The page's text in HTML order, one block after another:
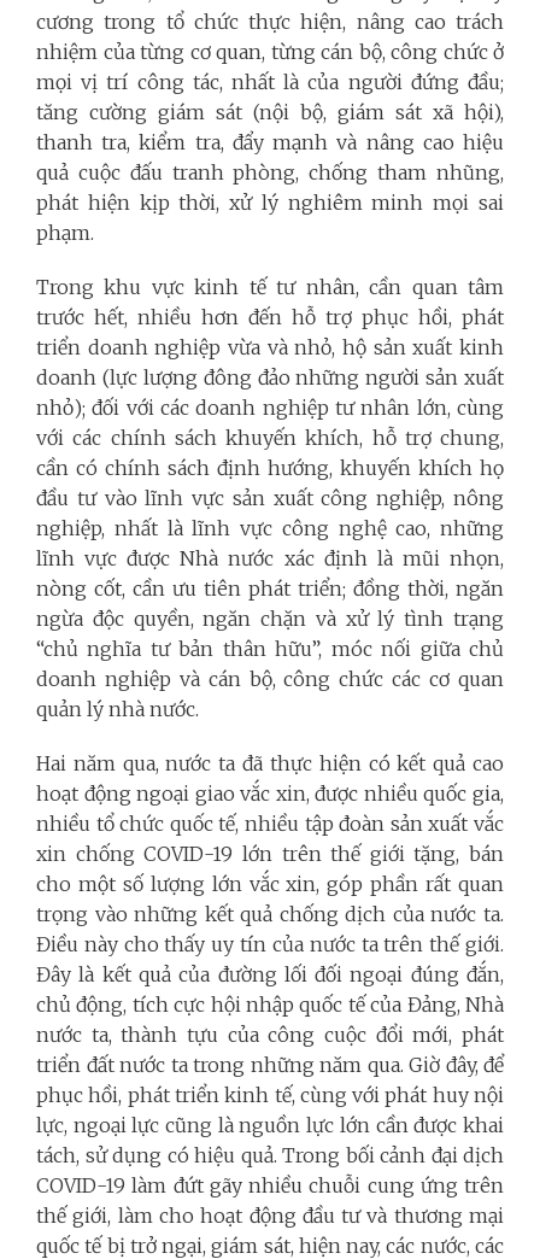
cương trong tổ chức thực hiện, nâng cao trách
nhiệm của từng cơ quan, từng cán bộ, công chức ở
mọi vị trí công tác, nhất là của người đứng đầu;
tăng cường giám sát (nội bộ, giám sát xã hội),
thanh tra, kiểm tra, đẩy mạnh và nâng cao hiệu
quả cuộc đấu tranh phòng, chống tham nhũng,
phát hiện kịp thời, xử lý nghiêm minh mọi sai
phạm.
Trong khu vực kinh tế tư nhân, cần quan tâm
trước hết, nhiều hơn đến hỗ trợ phục hồi, phát
triển doanh nghiệp vừa và nhỏ, hộ sản xuất kinh
doanh (lực lượng đông đảo những người sản xuất
nhỏ); đối với các doanh nghiệp tư nhân lớn, cùng
với các chính sách khuyến khích, hỗ trợ chung,
cần có chính sách định hướng, khuyến khích họ
đầu tư vào lĩnh vực sản xuất công nghiệp, nông
nghiệp, nhất là lĩnh vực công nghệ cao, những
lĩnh vực được Nhà nước xác định là mũi nhọn,
nòng cốt, cần ưu tiên phát triển; đồng thời, ngăn
ngừa độc quyền, ngăn chặn và xử lý tình trạng
“chủ nghĩa tư bản thân hữu”, móc nối giữa chủ
doanh nghiệp và cán bộ, công chức các cơ quan
quản lý nhà nước.
Hai năm qua, nước ta đã thực hiện có kết quả cao
hoạt động ngoại giao vắc xin, được nhiều quốc gia,
nhiều tổ chức quốc tế, nhiều tập đoàn sản xuất vắc
xin chống COVID-19 lớn trên thế giới tặng, bán
cho một số lượng lớn vắc xin, góp phần rất quan
trọng vào những kết quả chống dịch của nước ta.
Điều này cho thấy uy tín của nước ta trên thế giới.
Đây là kết quả của đường lối đối ngoại đúng đắn,
chủ động, tích cực hội nhập quốc tế của Đảng, Nhà
nước ta, thành tựu của công cuộc đổi mới, phát
triển đất nước ta trong những năm qua. Giờ đây, để
phục hồi, phát triển kinh tế, cùng với phát huy nội
lực, ngoại lực cũng là nguồn lực lớn cần được khai
tách, sử dụng có hiệu quả. Trong bối cảnh đại dịch
COVID-19 làm đứt gãy nhiều chuỗi cung ứng trên
thế giới, làm cho hoạt động đầu tư và thương mại
quốc tế bị trở ngại, giám sát, hiện nay, các nước, các